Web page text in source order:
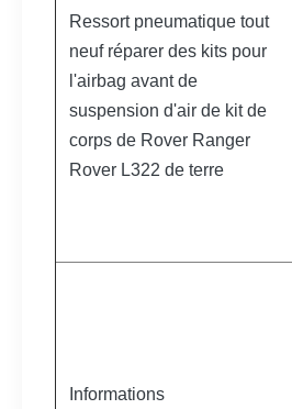
Ressort pneumatique tout
neuf réparer des kits pour
l'airbag avant de
suspension d'air de kit de
corps de Rover Ranger
Rover L322 de terre
Informations